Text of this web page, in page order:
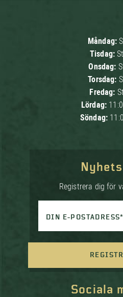
Måndag:
Tisdag:
Onsdag:
Torsdag:
Fredag:
Lördag:
Söndag:
Sociala
Registrera dig för
DIN E-POSTADRESS*